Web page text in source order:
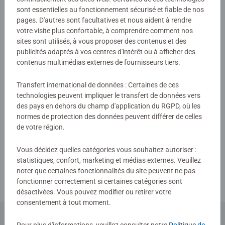
Lecteur tiptoi® non inclus. Vendu séparément.
Consignes d'évaluation
sont essentielles au fonctionnement sécurisé et fiable de nos
pages. D'autres sont facultatives et nous aident à rendre
votre visite plus confortable, à comprendre comment nos
sites sont utilisés, à vous proposer des contenus et des
publicités adaptés à vos centres d'intérêt ou à afficher des
contenus multimédias externes de fournisseurs tiers.
Transfert international de données : Certaines de ces
technologies peuvent impliquer le transfert de données vers
des pays en dehors du champ d'application du RGPD, où les
normes de protection des données peuvent différer de celles
de votre région.
Vous décidez quelles catégories vous souhaitez autoriser :
statistiques, confort, marketing et médias externes. Veuillez
noter que certaines fonctionnalités du site peuvent ne pas
fonctionner correctement si certaines catégories sont
désactivées. Vous pouvez modifier ou retirer votre
consentement à tout moment.